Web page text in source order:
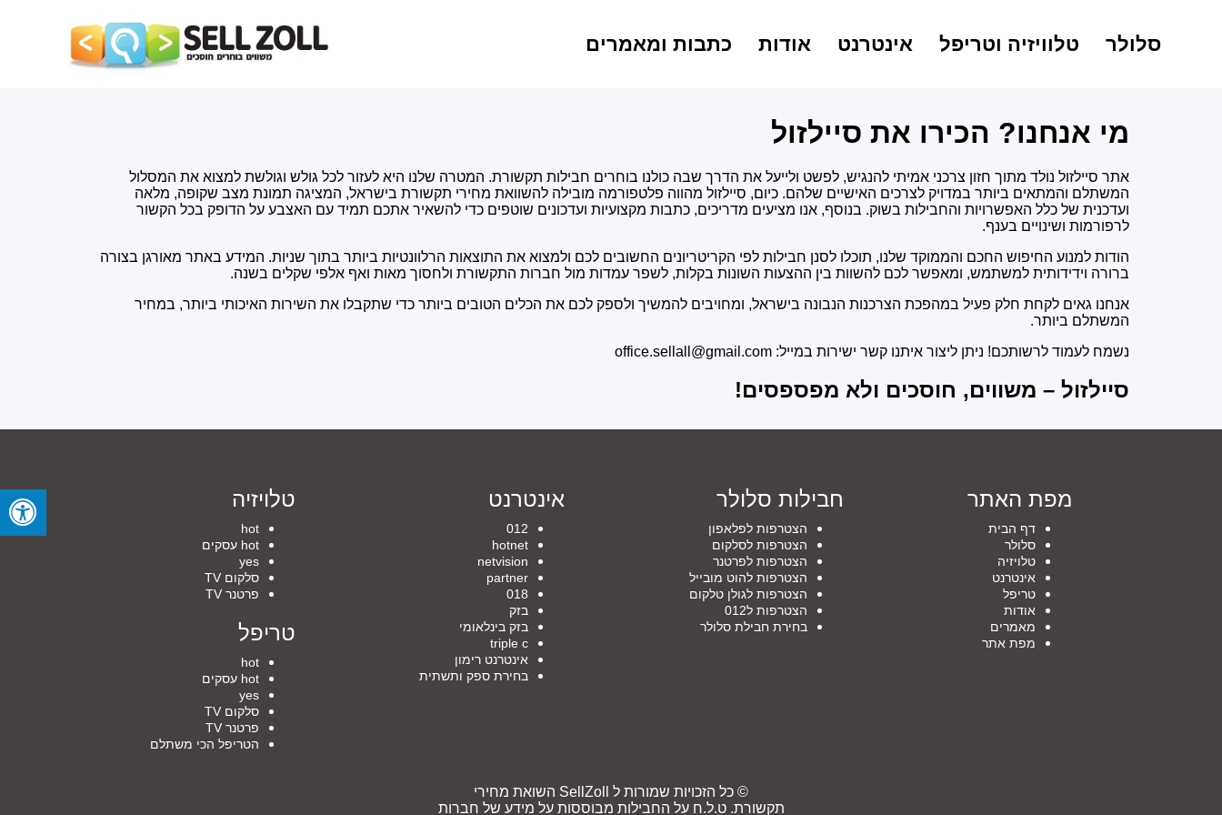
סלולר טלוויזיה וטריפל אינטרנט אודות כתבות ומאמרים
מי אנחנו? הכירו את סיילזול
אתר סיילזול נולד מתוך חזון צרכני אמיתי להנגיש, לפשט ולייעל את הדרך שבה כולנו בוחרים חבילות תקשורת. המטרה שלנו היא לעזור לכל גולש וגולשת למצוא את המסלול
המשתלם והמתאים ביותר במדויק לצרכים האישיים שלהם. כיום, סיילזול מהווה פלטפורמה מובילה להשוואת מחירי תקשורת בישראל, המציגה תמונת מצב שקופה, מלאה
ועדכנית של כלל האפשרויות והחבילות בשוק. בנוסף, אנו מציעים מדריכים, כתבות מקצועיות ועדכונים שוטפים כדי להשאיר אתכם תמיד עם האצבע על הדופק בכל הקשור
לרפורמות ושינויים בענף.
הודות למנוע החיפוש החכם והממוקד שלנו, תוכלו לסנן חבילות לפי הקריטריונים החשובים לכם ולמצוא את התוצאות הרלוונטיות ביותר בתוך שניות. המידע באתר מאורגן בצורה
ברורה וידידותית למשתמש, ומאפשר לכם להשוות בין ההצעות השונות בקלות, לשפר עמדות מול חברות התקשורת ולחסוך מאות ואף אלפי שקלים בשנה.
אנחנו גאים לקחת חלק פעיל במהפכת הצרכנות הנבונה בישראל, ומחויבים להמשיך ולספק לכם את הכלים הטובים ביותר כדי שתקבלו את השירות האיכותי ביותר, במחיר
המשתלם ביותר.
נשמח לעמוד לרשותכם! ניתן ליצור איתנו קשר ישירות במייל: office.sellall@gmail.com
סיילזול – משווים, חוסכים ולא מפספסים!
מפת האתר
דף הבית
סלולר
טלויזיה
אינטרנט
טריפל
אודות
מאמרים
מפת אתר
חבילות סלולר
הצטרפות לפלאפון
הצטרפות לסלקום
הצטרפות לפרטנר
הצטרפות להוט מובייל
הצטרפות לגולן טלקום
הצטרפות ל012
בחירת חבילת סלולר
אינטרנט
012
hotnet
netvision
partner
018
בזק
בזק בינלאומי
triple c
אינטרנט רימון
בחירת ספק ותשתית
טלויזיה
hot
hot עסקים
yes
סלקום TV
פרטנר TV
טריפל
hot
hot עסקים
yes
סלקום TV
פרטנר TV
הטריפל הכי משתלם
© כל הזכויות שמורות ל SellZoll השואת מחירי
תקשורת. ט.ל.ח על החבילות מבוססות על מידע של חברות